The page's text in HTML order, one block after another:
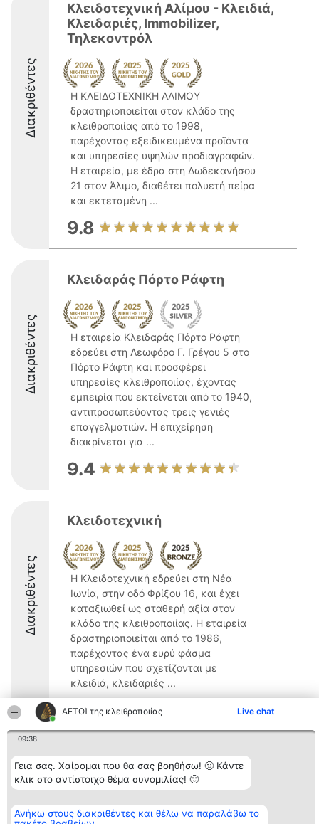
ΑΕΤΟΊ της κλειθροποιίας Live chat
09:38
Γεια σας. Χαίρομαι που θα σας βοηθήσω! 🙂 Κάντε
κλικ στο αντίστοιχο θέμα συνομιλίας! 🙂
Ανήκω στους διακριθέντες και θέλω να παραλάβω το
Διακριθέντες
Κλειδοτεχνική Αλίμου - Κλειδιά,
Κλειδαριές, Immobilizer,
Τηλεκοντρόλ
Η ΚΛΕΙΔΟΤΕΧΝΙΚΗ ΑΛΙΜΟΥ
δραστηριοποιείται στον κλάδο της
κλειθροποιίας από το 1998,
παρέχοντας εξειδικευμένα προϊόντα
και υπηρεσίες υψηλών προδιαγραφών.
Η εταιρεία, με έδρα στη Δωδεκανήσου
21 στον Άλιμο, διαθέτει πολυετή πείρα
και εκτεταμένη ...
9.8
Διακριθέντες
Κλειδαράς Πόρτο Ράφτη
Η εταιρεία Κλειδαράς Πόρτο Ράφτη
εδρεύει στη Λεωφόρο Γ. Γρέγου 5 στο
Πόρτο Ράφτη και προσφέρει
υπηρεσίες κλειθροποιίας, έχοντας
εμπειρία που εκτείνεται από το 1940,
αντιπροσωπεύοντας τρεις γενιές
επαγγελματιών. Η επιχείρηση
διακρίνεται για ...
9.4
Διακριθέντες
Κλειδοτεχνική
Η Κλειδοτεχνική εδρεύει στη Νέα
Ιωνία, στην οδό Φρίξου 16, και έχει
καταξιωθεί ως σταθερή αξία στον
κλάδο της κλειθροποιίας. Η εταιρεία
δραστηριοποιείται από το 1986,
παρέχοντας ένα ευρύ φάσμα
υπηρεσιών που σχετίζονται με
κλειδιά, κλειδαριές ...
9
Διοργανωτής της
κατάταξης
BEAUTIFUL COMPANY
Μονοπρόσωπη ΙΚΕ
2104128019
Κατάταξη
Διακριθέντες
Λίστα όλων
των
Μεθοδολογία
Επικοινωνία
Επικοινωνία